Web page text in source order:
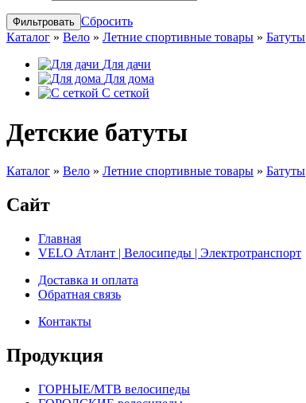
Сбросить
Каталог » Вело » Летние спортивные товары » Батуты
Для дачи
Для дома
С сеткой
Детские батуты
Каталог » Вело » Летние спортивные товары » Батуты
Сайт
Главная
VELO Атлант | Велосипеды | Электротранспорт
Доставка и оплата
Обратная связь
Контакты
Продукция
ГОРНЫЕ/MTB велосипеды